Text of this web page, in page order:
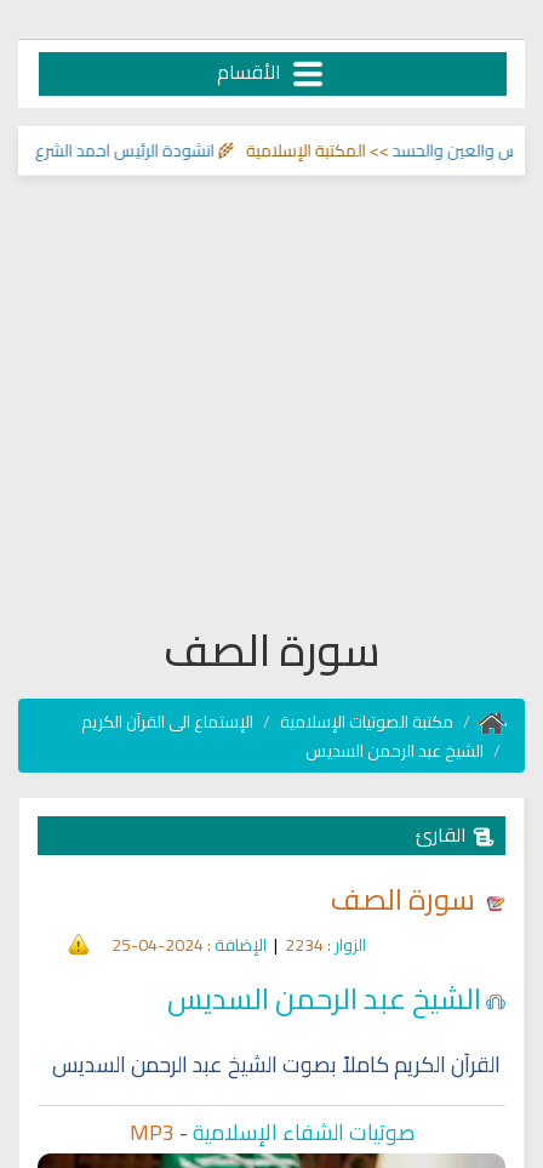
الأقسام
انشودة الرئيس احمد الشرع>> والحسد>> المكتبة الإسلامية 🌾
سورة الصف
مكتبة الصوتيات الإسلامية
الإستماع الى القرآن الكريم
الشيخ عبد الرحمن السديس
القارئ
سورة الصف
الزوار: 2234
| الإضافة: 2024-04-25
الشيخ عبد الرحمن السديس
القرآن الكريم كاملاً بصوت الشيخ عبد الرحمن السديس
صوتيات الشفاء الإسلامية-
MP3